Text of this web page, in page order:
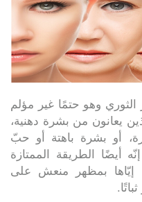
الثوري وهو حتمًا غير مؤلم
يعانون من بشرة دهنية،
أو بشرة باهتة أو حبّ
أيضًا الطريقة الممتازة
إيّاها بمظهر منعش على